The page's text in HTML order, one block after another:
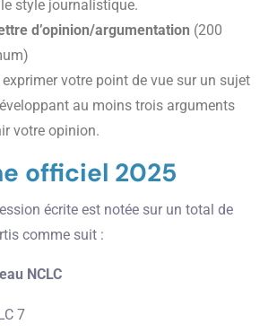
style journalistique.
d’opinion/argumentation (200
votre point de vue sur un sujet
au moins trois arguments
votre opinion.
officiel 2025
écrite est notée sur un total de
comme suit :
NCLC
7